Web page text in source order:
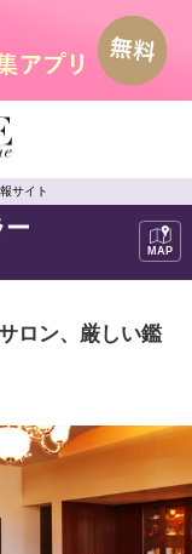
サイト
ー
MAP
ロン
厳しい鑑